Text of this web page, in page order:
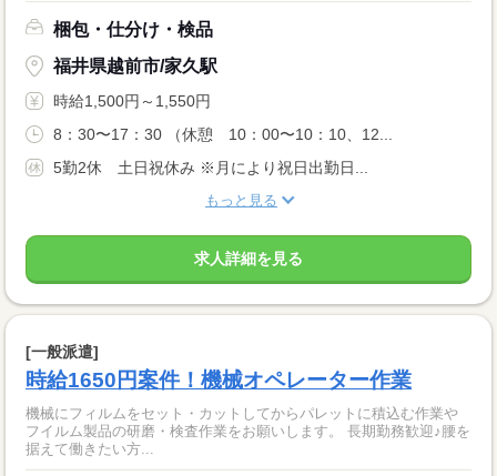
梱包・仕分け・検品
福井県越前市/家久駅
時給1,500円～1,550円
8：30〜17：30 （休憩 10：00〜10：10、12...
5勤2休 土日祝休み ※月により祝日出勤日...
もっと見る
求人詳細を見る
[一般派遣]
時給1650円案件！機械オペレーター作業
機械にフィルムをセット・カットしてからパレットに積込む作業や
フイルム製品の研磨・検査作業をお願いします。 長期勤務歓迎♪腰を
据えて働きたい方...